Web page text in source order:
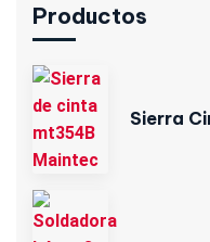
Productos
Sierra